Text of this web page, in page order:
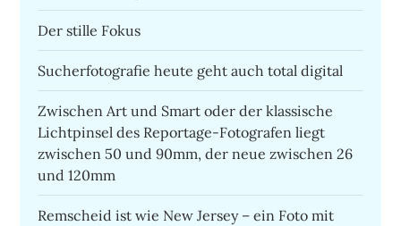
Der stille Fokus
Sucherfotografie heute geht auch total digital
Zwischen Art und Smart oder der klassische
Lichtpinsel des Reportage-Fotografen liegt
zwischen 50 und 90mm, der neue zwischen 26
und 120mm
Remscheid ist wie New Jersey – ein Foto mit